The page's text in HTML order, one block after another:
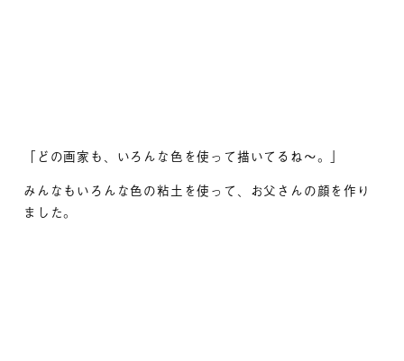
「どの画家も、いろんな色を使って描いてるね～。」
みんなもいろんな色の粘土を使って、お父さんの顔を作り
ました。